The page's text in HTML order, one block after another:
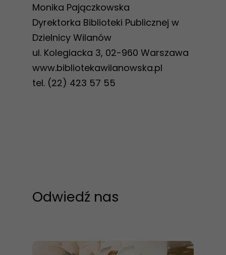
Monika Pajączkowska
Dyrektorka Biblioteki Publicznej w
Dzielnicy Wilanów
ul. Kolegiacka 3, 02-960 Warszawa
www.bibliotekawilanowska.pl
tel. (22) 423 57 55
Odwiedź nas
Statystyka
funkcjonalność
i strukturę
działała jak